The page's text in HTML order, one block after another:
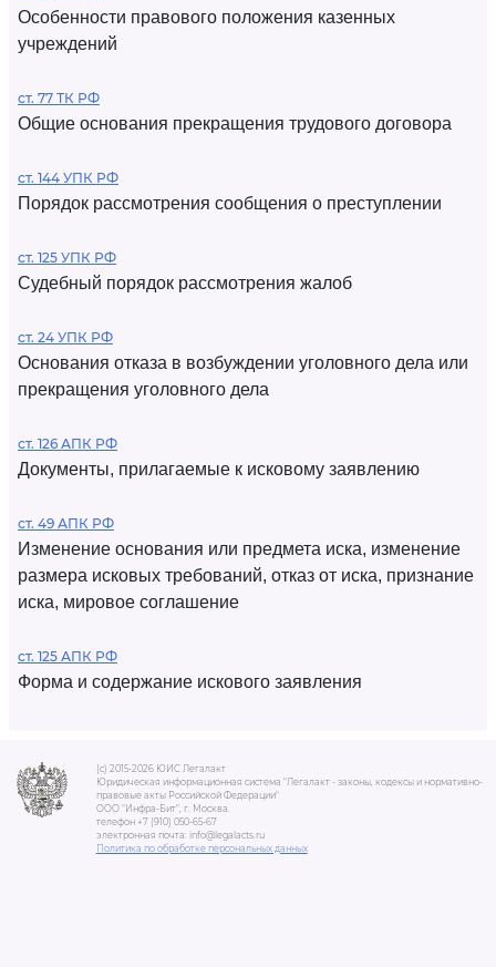
Особенности правового положения казенных
учреждений
ст. 77 ТК РФ
Общие основания прекращения трудового договора
ст. 144 УПК РФ
Порядок рассмотрения сообщения о преступлении
ст. 125 УПК РФ
Судебный порядок рассмотрения жалоб
ст. 24 УПК РФ
Основания отказа в возбуждении уголовного дела или
прекращения уголовного дела
ст. 126 АПК РФ
Документы, прилагаемые к исковому заявлению
ст. 49 АПК РФ
Изменение основания или предмета иска, изменение
размера исковых требований, отказ от иска, признание
иска, мировое соглашение
ст. 125 АПК РФ
Форма и содержание искового заявления
(c) 2015-2026 ЮИС Легалакт
Юридическая информационная система "Легалакт - законы, кодексы и нормативно-
правовые акты Российской Федерации"
ООО "Инфра-Бит", г. Москва.
телефон +7 (910) 050-65-67
электронная почта: info@legalacts.ru
Политика по обработке персональных данных